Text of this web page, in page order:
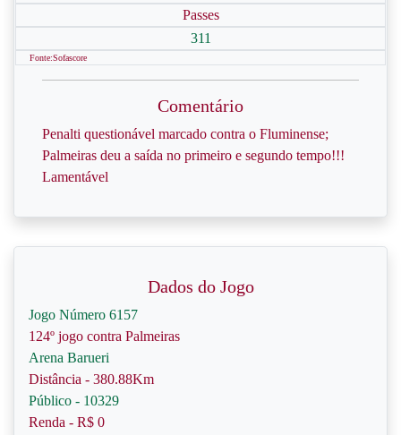
Passes
311
Fonte:Sofascore
Comentário
Penalti questionável marcado contra o Fluminense;
Palmeiras deu a saída no primeiro e segundo tempo!!!
Lamentável
Dados do Jogo
Jogo Número 6157
124º jogo contra Palmeiras
Arena Barueri
Distância - 380.88Km
Público - 10329
Renda - R$ 0